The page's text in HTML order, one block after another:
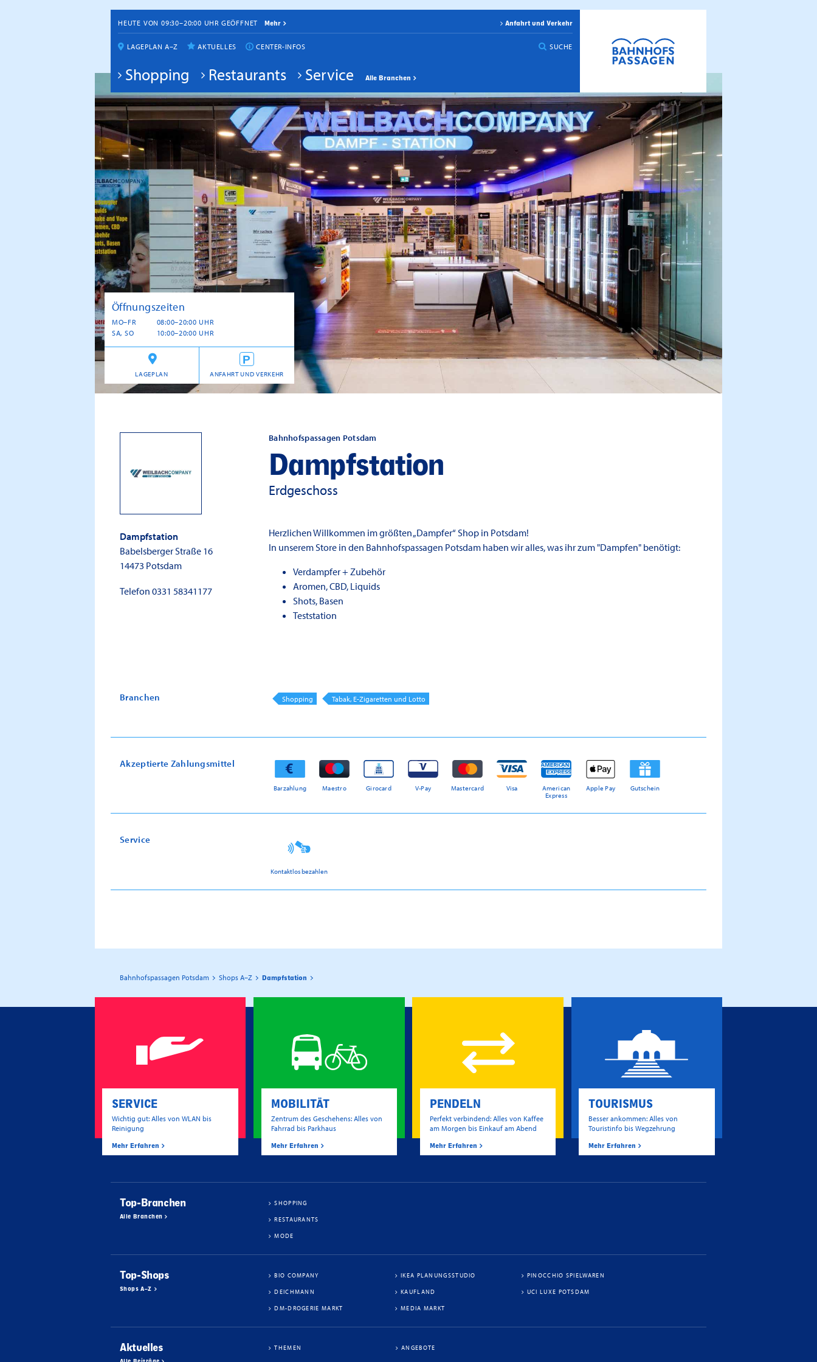
HEUTE VON 09:30–20:00 UHR GEÖFFNET Mehr Anfahrt und Verkehr
LAGEPLAN A–Z AKTUELLES CENTER-INFOS SUCHE
Shopping Restaurants Service Alle Branchen
Öffnungszeiten
MO–FR
08:00–20:00 UHR
SA, SO
10:00–20:00 UHR
LAGEPLAN ANFAHRT UND VERKEHR
Dampfstation
Babelsberger Straße 16
14473 Potsdam
Telefon 0331 58341177
Bahnhofspassagen Potsdam
Dampfstation
Erdgeschoss
Herzlichen Willkommen im größten „Dampfer“ Shop in Potsdam!
In unserem Store in den Bahnhofspassagen Potsdam haben wir alles, was ihr zum "Dampfen" benötigt:
Verdampfer + Zubehör
Aromen, CBD, Liquids
Shots, Basen
Teststation
Branchen Shopping Tabak, E-Zigaretten und Lotto
Akzeptierte Zahlungsmittel
Barzahlung Maestro Girocard V-Pay Mastercard Visa
American
Express
Apple Pay Gutschein
Service
Kontaktlos bezahlen
Bahnhofspassagen Potsdam Shops A–Z Dampfstation
SERVICE
Wichtig gut: Alles von WLAN bis
Reinigung
Mehr Erfahren
MOBILITÄT
Zentrum des Geschehens: Alles von
Fahrrad bis Parkhaus
Mehr Erfahren
PENDELN
Perfekt verbindend: Alles von Kaffee
am Morgen bis Einkauf am Abend
Mehr Erfahren
TOURISMUS
Besser ankommen: Alles von
Touristinfo bis Wegzehrung
Mehr Erfahren
Top-Branchen
Alle Branchen
SHOPPING
RESTAURANTS
MODE
Top-Shops
Shops A–Z
BIO COMPANY
DEICHMANN
DM-DROGERIE MARKT
IKEA PLANUNGSSTUDIO
KAUFLAND
MEDIA MARKT
PINOCCHIO SPIELWAREN
UCI LUXE POTSDAM
Aktuelles
THEMEN
ANGEBOTE